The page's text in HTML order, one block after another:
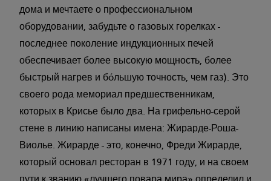
дома и мечтаете о профессиональном
оборудовании, забудьте о газовых горелках -
последнее поколение индукционных печей
обеспечивает более высокую мощность, более
быстрый нагрев и бóльшую точность, чем газ). Это
своего рода мемориал предшественникам,
которых в Крисье было два. На грифельно-серой
стене в линию написаны имена: Жирарде-Роша-
Виолье. Жирарде - это, конечно, Фреди Жирарде,
который основал ресторан в 1971 году, и на своем